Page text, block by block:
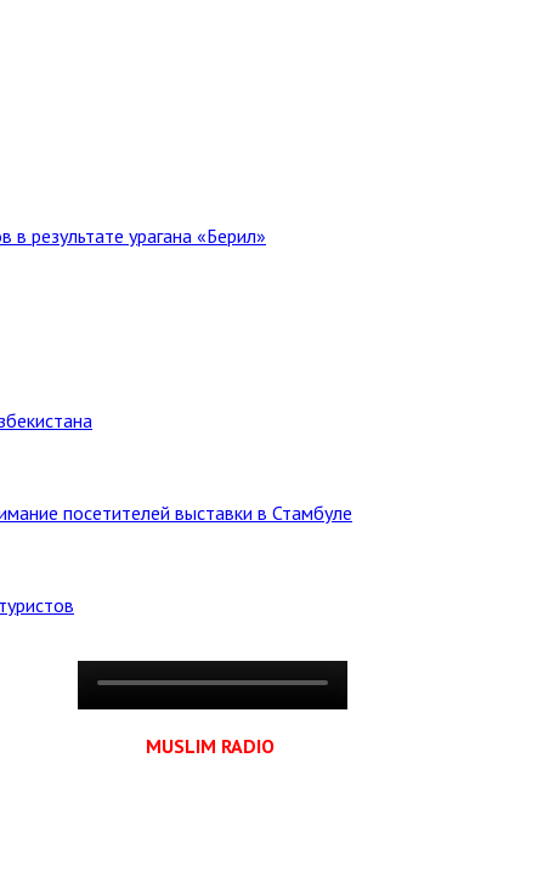
результате урагана «Берил»
посетителей выставки в Стамбуле
MUSLIM RADIO